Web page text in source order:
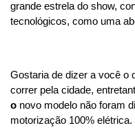
grande estrela do show,
tecnológicos, como uma
Gostaria de dizer a você o
correr pela cidade,
o novo modelo não foram
motorização 100% elétrica.